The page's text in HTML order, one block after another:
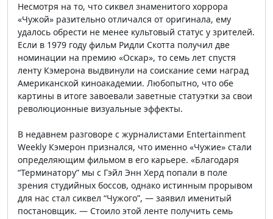
Несмотря на то, что сиквел знаменитого хоррора
«Чужой» разительно отличался от оригинала, ему
удалось обрести не менее культовый статус у зрителей.
Если в 1979 году фильм Ридли Скотта получил две
номинации на премию «Оскар», то семь лет спустя
ленту Кэмерона выдвинули на соискание семи наград
Американской киноакадемии. Любопытно, что обе
картины в итоге завоевали заветные статуэтки за свои
революционные визуальные эффекты.
В недавнем разговоре с журналистами Entertainment
Weekly Кэмерон признался, что именно «Чужие» стали
определяющим фильмом в его карьере. «Благодаря
“Терминатору” мы с Гэйл Энн Херд попали в поле
зрения студийных боссов, однако истинным прорывом
для нас стал сиквел “Чужого”, — заявил именитый
постановщик. — Стоило этой ленте получить семь